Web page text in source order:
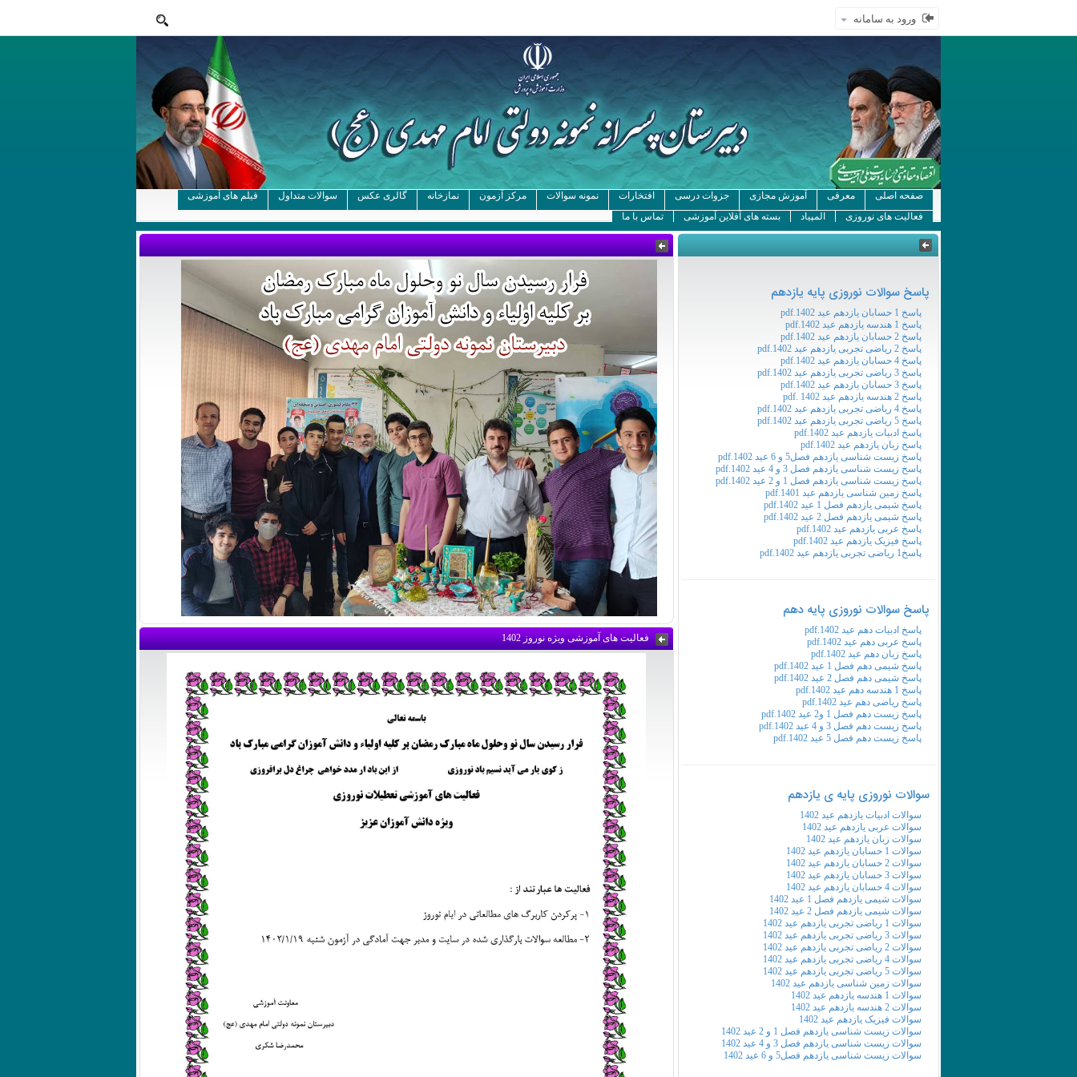
ورود به سامانه
صفحه اصلی معرفی آموزش مجازی جزوات درسی افتخارات نمونه سوالات مرکز آزمون نمازخانه گالری عکس سوالات متداول
فیلم های آموزشی
فعالیت های نوروزی
المپیاد بسته های آفلاین آموزشی تماس با ما
پاسخ سوالات نوروزی پایه یازدهم
پاسخ 1 حسابان یازدهم عید 1402.pdf
پاسخ 1 هندسه یازدهم عید 1402.pdf
پاسخ 2 حسابان یازدهم عید 1402.pdf
پاسخ 2 ریاضی تجربی یازدهم عید 1402.pdf
پاسخ 4 حسابان یازدهم عید 1402.pdf
پاسخ 3 ریاضی تجربی یازدهم عید 1402.pdf
پاسخ 3 حسابان یازدهم عید 1402.pdf
پاسخ 2 هندسه یازدهم عید 1402 .pdf
پاسخ 4 ریاضی تجربی یازدهم عید 1402.pdf
پاسخ 5 ریاضی تجربی یازدهم عید 1402.pdf
پاسخ ادبیات یازدهم عید 1402.pdf
پاسخ زبان یازدهم عید 1402.pdf
پاسخ زیست شناسی یازدهم فصل5 و 6 عید 1402.pdf
پاسخ زیست شناسی یازدهم فصل 3 و 4 عید 1402.pdf
پاسخ زیست شناسی یازدهم فصل 1 و 2 عید 1402.pdf
پاسخ زمین شناسی یازدهم عید 1401.pdf
پاسخ شیمی یازدهم فصل 1 عید 1402.pdf
پاسخ شیمی یازدهم فصل 2 عید 1402.pdf
پاسخ عربی یازدهم عید 1402.pdf
پاسخ فیزیک یازدهم عید 1402.pdf
پاسخ1 ریاضی تجربی یازدهم عید 1402.pdf
پاسخ سوالات نوروزی پایه دهم
پاسخ ادبیات دهم عید 1402.pdf
پاسخ عربی دهم عید 1402.pdf
پاسخ زبان دهم عید 1402.pdf
پاسخ شیمی دهم فصل 1 عید 1402.pdf
پاسخ شیمی دهم فصل 2 عید 1402.pdf
پاسخ 1 هندسه دهم عید 1402.pdf
پاسخ ریاضی دهم عید 1402.pdf
پاسخ زیست دهم فصل 1 و2 عید 1402.pdf
پاسخ زیست دهم فصل 3 و 4 عید 1402.pdf
پاسخ زیست دهم فصل 5 عید 1402.pdf
سوالات نوروزی پایه ی یازدهم
سوالات ادبیات یازدهم عید 1402
سوالات عربی یازدهم عید 1402
سوالات زبان یازدهم عید 1402
سوالات 1 حسابان یازدهم عید 1402
سوالات 2 حسابان یازدهم عید 1402
سوالات 3 حسابان یازدهم عید 1402
سوالات 4 حسابان یازدهم عید 1402
سوالات شیمی یازدهم فصل 1 عید 1402
سوالات شیمی یازدهم فصل 2 عید 1402
سوالات 1 ریاضی تجربی یازدهم عید 1402
سوالات 3 ریاضی تجربی یازدهم عید 1402
سوالات 2 ریاضی تجربی یازدهم عید 1402
سوالات 4 ریاضی تجربی یازدهم عید 1402
سوالات 5 ریاضی تجربی یازدهم عید 1402
سوالات زمین شناسی یازدهم عید 1402
سوالات 1 هندسه یازدهم عید 1402
سوالات 2 هندسه یازدهم عید 1402
سوالات فیزیک یازدهم عید 1402
سوالات زیست شناسی یازدهم فصل 1 و 2 عید 1402
سوالات زیست شناسی یازدهم فصل 3 و 4 عید 1402
سوالات زیست شناسی یازدهم فصل5 و 6 عید 1402
فعالیت های آموزشی ویژه نوروز 1402